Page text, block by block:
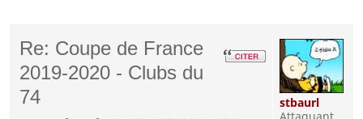
Re: Coupe de France
2019-2020 - Clubs du
74
stbaurl
Attaquant